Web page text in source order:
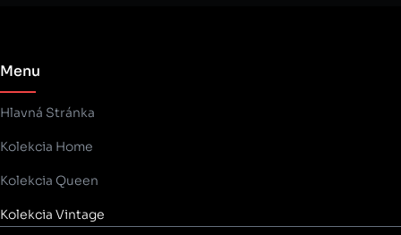
Menu
Hlavná Stránka
Kolekcia Home
Kolekcia Queen
Kolekcia Vintage